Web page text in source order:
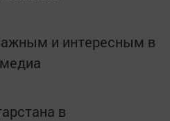
и интересным в
в